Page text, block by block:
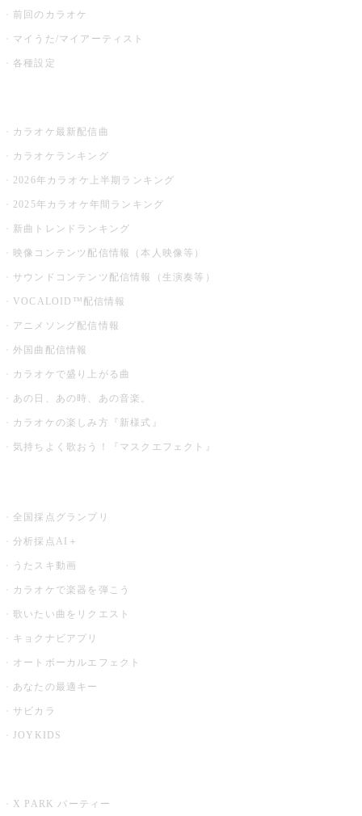
前回のカラオケ
マイうた/マイアーティスト
各種設定
カラオケ最新配信曲
カラオケランキング
2026年カラオケ上半期ランキング
2025年カラオケ年間ランキング
新曲トレンドランキング
映像コンテンツ配信情報（本人映像等）
サウンドコンテンツ配信情報（生演奏等）
VOCALOID™配信情報
アニメソング配信情報
外国曲配信情報
カラオケで盛り上がる曲
あの日、あの時、あの音楽。
カラオケの楽しみ方『新様式』
気持ちよく歌おう！『マスクエフェクト』
全国採点グランプリ
分析採点AI＋
うたスキ動画
カラオケで楽器を弾こう
歌いたい曲をリクエスト
キョクナビアプリ
オートボーカルエフェクト
あなたの最適キー
サビカラ
JOYKIDS
X PARK パーティー